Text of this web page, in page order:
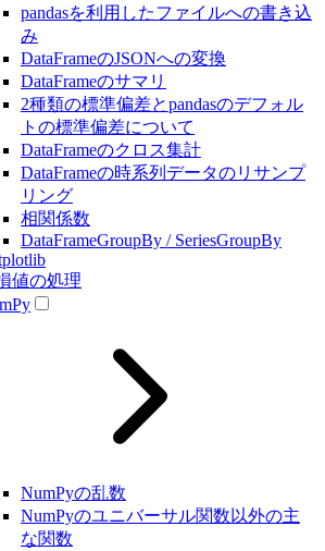
pandasを利用したファイルへの書き込
み
DataFrameのJSONへの変換
DataFrameのサマリ
2種類の標準偏差とpandasのデフォル
トの標準偏差について
DataFrameのクロス集計
DataFrameの時系列データのリサンプ
リング
相関係数
DataFrameGroupBy / SeriesGroupBy
値の処理
NumPyの乱数
NumPyのユニバーサル関数以外の主
な関数